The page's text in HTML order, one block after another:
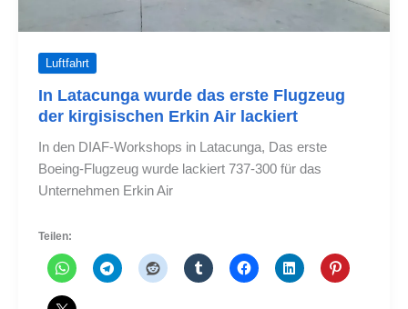
Luftfahrt
In Latacunga wurde das erste Flugzeug
der kirgisischen Erkin Air lackiert
In den DIAF-Workshops in Latacunga, Das erste
Boeing-Flugzeug wurde lackiert 737-300 für das
Unternehmen Erkin Air
Teilen: